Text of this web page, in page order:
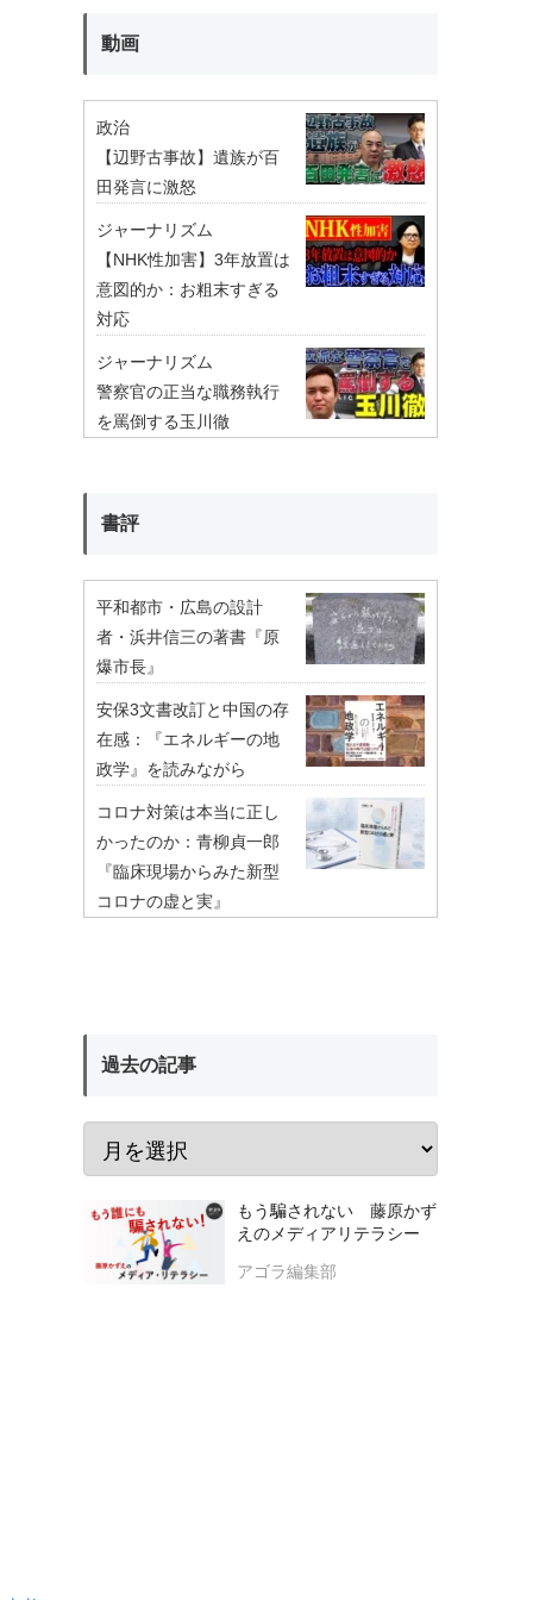
動画
政治
【辺野古事故】遺族が百
田発言に激怒
ジャーナリズム
【NHK性加害】3年放置は
意図的か：お粗末すぎる
対応
ジャーナリズム
警察官の正当な職務執行
を罵倒する玉川徹
書評
平和都市・広島の設計
者・浜井信三の著書『原
爆市長』
安保3文書改訂と中国の存
在感：『エネルギーの地
政学』を読みながら
コロナ対策は本当に正し
かったのか：青柳貞一郎
『臨床現場からみた新型
コロナの虚と実』
過去の記事
もう騙されない 藤原かず
えのメディアリテラシー
アゴラ編集部